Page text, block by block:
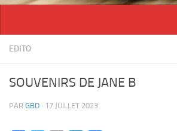
EDITO
SOUVENIRS DE JANE B
PAR GBD · 17 JUILLET 2023